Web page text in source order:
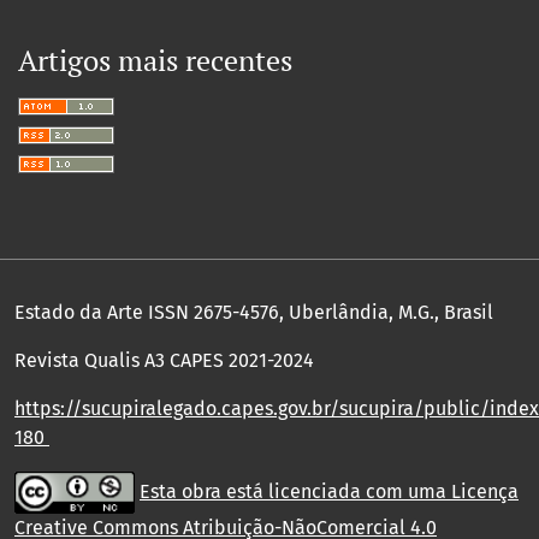
Artigos mais recentes
Estado da Arte ISSN 2675-4576, Uberlândia, M.G., Brasil
Revista Qualis A3 CAPES 2021-2024
https://sucupiralegado.capes.gov.br/sucupira/public/
180
Esta obra está licenciada com uma Licença
Creative Commons Atribuição-NãoComercial 4.0